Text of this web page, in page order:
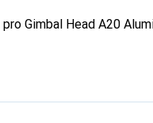
pro Gimbal Head A20